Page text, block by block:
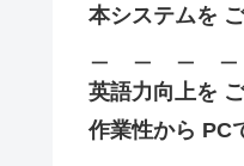
本システムを
英語力向上を
作業性から PC